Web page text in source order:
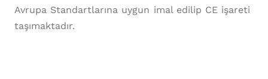
Avrupa Standartlarına uygun imal edilip CE işareti
taşımaktadır.